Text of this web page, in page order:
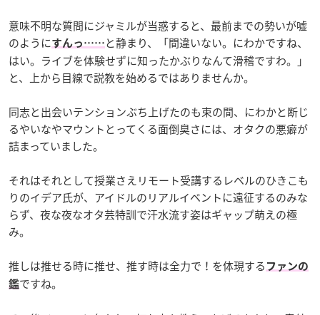
意味不明な質問にジャミルが当惑すると、最前までの勢いが嘘
のようにすんっ…… と静まり、「間違いない。にわかですね、
はい。ライブを体験せずに知ったかぶりなんて滑稽ですわ。」
と、上から目線で説教を始めるではありませんか。
同志と出会いテンションぶち上げたのも束の間、にわかと断じ
るやいなやマウントとってくる面倒臭さには、オタクの悪癖が
詰まっていました。
それはそれとして授業さえリモート受講するレベルのひきこも
りのイデア氏が、アイドルのリアルイベントに遠征するのみな
らず、夜な夜なオタ芸特訓で汗水流す姿はギャップ萌えの極
み。
推しは推せる時に推せ、推す時は全力で！を体現する ファンの
鑑ですね。